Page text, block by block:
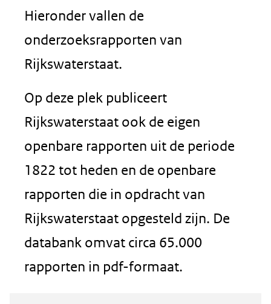
Hieronder vallen de
onderzoeksrapporten van
Rijkswaterstaat.
Op deze plek publiceert
Rijkswaterstaat ook de eigen
openbare rapporten uit de periode
1822 tot heden en de openbare
rapporten die in opdracht van
Rijkswaterstaat opgesteld zijn. De
databank omvat circa 65.000
rapporten in pdf-formaat.